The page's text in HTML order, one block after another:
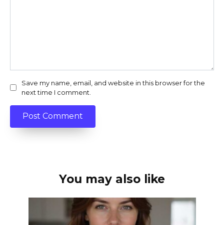
Save my name, email, and website in this browser for the
next time I comment.
You may also like